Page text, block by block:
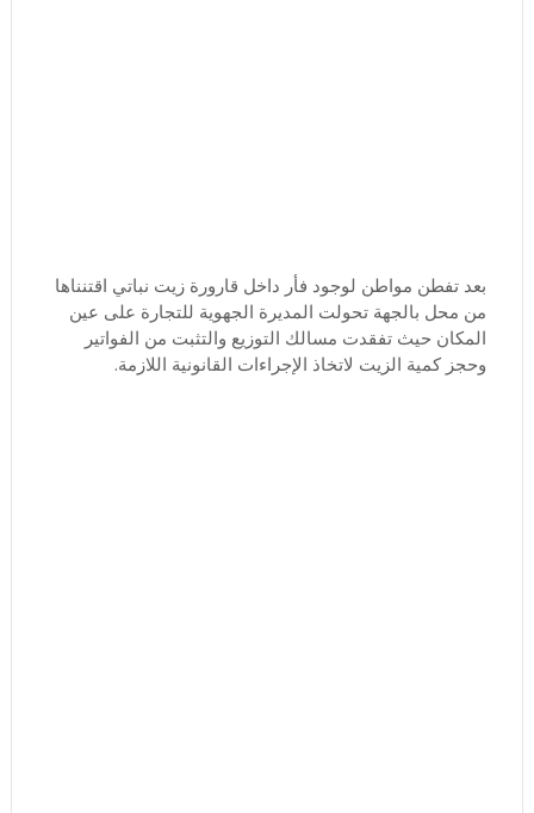
بعد تفطن مواطن لوجود فأر داخل قارورة زيت نباتي اقتنناها
من محل بالجهة تحولت المديرة الجهوية للتجارة على عين
المكان حيث تفقدت مسالك التوزيع والتثبت من الفواتير
وحجز كمية الزيت لاتخاذ الإجراءات القانونية اللازمة.